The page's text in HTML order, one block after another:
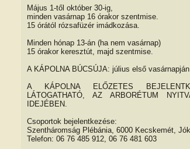
Május 1-től október 30-ig,
minden vasárnap 16 órakor szentmise.
15 órától rózsafüzér imádkozása.
Minden hónap 13-án (ha nem vasárnap)
15 órakor keresztút, majd szentmise.
A KÁPOLNA BÚCSÚJA: július első vasárnapján
A KÁPOLNA ELŐZETES
LÁTOGATHATÓ, AZ ARBORÉTUM
IDEJÉBEN.
Csoportok bejelentkezése:
Szentháromság Plébánia, 6000 Kecskemét,
Telefon: 06 76 485 912, 06 76 481 603